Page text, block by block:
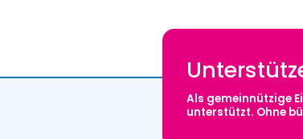
Als gemeinnützige
unterstützt. Ohne